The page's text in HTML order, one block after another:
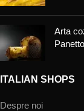
Arta
ITALIAN SHOPS
Despre noi